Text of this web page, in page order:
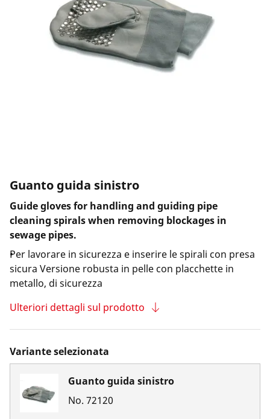
Selezione del Paese
Azienda e eventi
Guanto guida sinistro
Guide gloves for handling and guiding pipe
cleaning spirals when removing blockages in
sewage pipes.
Per lavorare in sicurezza e inserire le spirali con presa
sicura Versione robusta in pelle con placchette in
metallo, di sicurezza
Ulteriori dettagli sul prodotto
Variante selezionata
Guanto guida sinistro
No. 72120